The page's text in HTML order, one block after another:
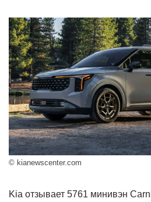
© kianewscenter.com
Kia отзывает 5761 минивэн